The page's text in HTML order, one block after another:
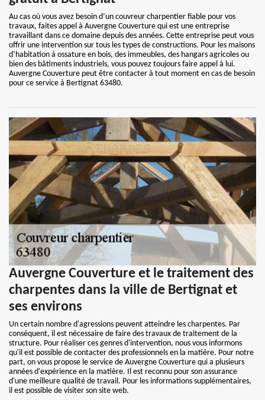
Au cas où vous avez besoin d’un couvreur charpentier fiable pour vos
travaux, faites appel à Auvergne Couverture qui est une entreprise
travaillant dans ce domaine depuis des années. Cette entreprise peut vous
offrir une intervention sur tous les types de constructions. Pour les maisons
d’habitation à ossature en bois, des immeubles, des hangars agricoles ou
bien des bâtiments industriels, vous pouvez toujours faire appel à lui.
Auvergne Couverture peut être contacter à tout moment en cas de besoin
pour ce service à Bertignat 63480.
Auvergne Couverture et le traitement des
charpentes dans la ville de Bertignat et
ses environs
Un certain nombre d'agressions peuvent atteindre les charpentes. Par
conséquent, il est nécessaire de faire des travaux de traitement de la
structure. Pour réaliser ces genres d'intervention, nous vous informons
qu'il est possible de contacter des professionnels en la matière. Pour notre
part, on vous propose le service de Auvergne Couverture qui a plusieurs
années d'expérience en la matière. Il est reconnu pour son assurance
d'une meilleure qualité de travail. Pour les informations supplémentaires,
il est possible de visiter son site web.